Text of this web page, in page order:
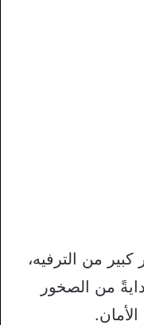
كبير من الترفيه،
من الصخور